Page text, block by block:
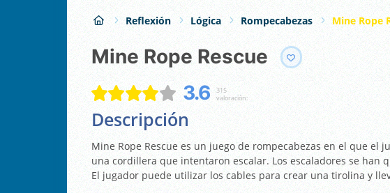
Reflexión Lógica Rompecabezas Mine Rope
Mine Rope Rescue
3.6
315
valoración:
Descripción
Mine Rope Rescue es un juego de rompecabezas en el que el
una cordillera que intentaron escalar. Los escaladores se han
El jugador puede utilizar los cables para crear una tirolina y